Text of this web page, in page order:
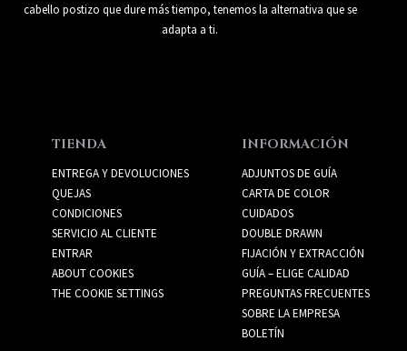
cabello postizo que dure más tiempo, tenemos la alternativa que se
adapta a ti.
TIENDA
ENTREGA Y DEVOLUCIONES
QUEJAS
CONDICIONES
SERVICIO AL CLIENTE
ENTRAR
ABOUT COOKIES
THE COOKIE SETTINGS
INFORMACIÓN
ADJUNTOS DE GUÍA
CARTA DE COLOR
CUIDADOS
DOUBLE DRAWN
FIJACIÓN Y EXTRACCIÓN
GUÍA – ELIGE CALIDAD
PREGUNTAS FRECUENTES
SOBRE LA EMPRESA
BOLETÍN